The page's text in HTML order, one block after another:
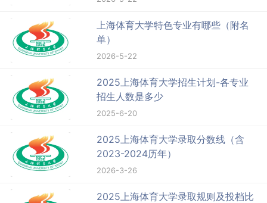
上海体育大学特色专业有哪些（附名
单）
2026-5-22
2025上海体育大学招生计划-各专业
招生人数是多少
2025-6-20
2025上海体育大学录取分数线（含
2023-2024历年）
2026-3-26
2025上海体育大学录取规则及投档比